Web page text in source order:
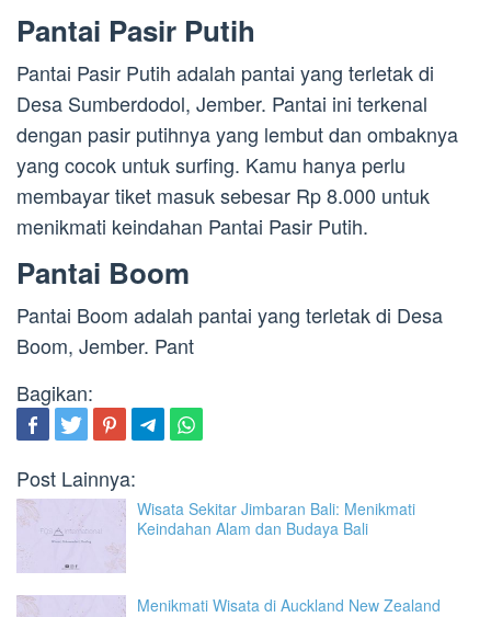
Pantai Pasir Putih
Pantai Pasir Putih adalah pantai yang terletak di
Desa Sumberdodol, Jember. Pantai ini terkenal
dengan pasir putihnya yang lembut dan ombaknya
yang cocok untuk surfing. Kamu hanya perlu
membayar tiket masuk sebesar Rp 8.000 untuk
menikmati keindahan Pantai Pasir Putih.
Pantai Boom
Pantai Boom adalah pantai yang terletak di Desa
Boom, Jember. Pant
Bagikan:
Post Lainnya:
Wisata Sekitar Jimbaran Bali: Menikmati
Keindahan Alam dan Budaya Bali
Menikmati Wisata di Auckland New Zealand